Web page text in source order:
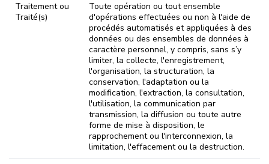
Traitement ou
Traité(s)
Toute opération ou tout ensemble
d'opérations effectuées ou non à l'aide de
procédés automatisés et appliquées à des
données ou des ensembles de données à
caractère personnel, y compris, sans s’y
limiter, la collecte, l'enregistrement,
l'organisation, la structuration, la
conservation, l'adaptation ou la
modification, l'extraction, la consultation,
l'utilisation, la communication par
transmission, la diffusion ou toute autre
forme de mise à disposition, le
rapprochement ou l'interconnexion, la
limitation, l'effacement ou la destruction.